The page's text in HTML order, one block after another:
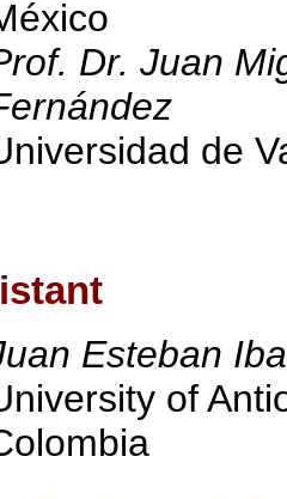
Dr. Juan
de
Esteban
of